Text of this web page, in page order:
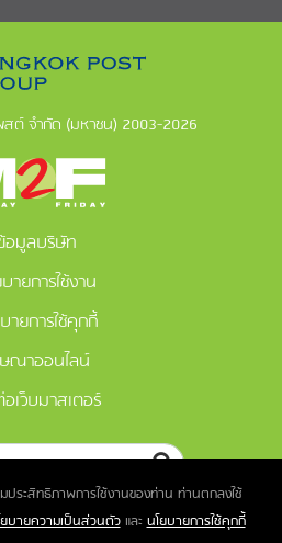
ประสิทธิภาพการใช้งานของท่าน ท่านตกลงใช้
บายความเป็นส่วนตัวและนโยบายการใช้คุกกี้
ต์ จำกัด (มหาชน) 2003-2026
อมูลบริษัท
ายการใช้งาน
ายการใช้คุกกี้
ณาออนไลน์
เว็บมาสเตอร์